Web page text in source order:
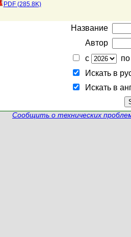
PDF (285.8K)
Название
Автор
с
по
Искать в
Искать в
Сообщить о технических